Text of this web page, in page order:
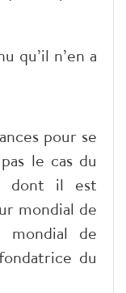
qu’il n’en a
pour se
le cas du
dont il est
mondial de
de
du